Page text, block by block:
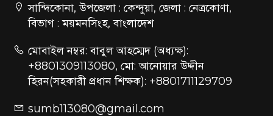
সান্দিকোনা, উপজেলা : কেন্দুয়া, জেলা : নেত্রকোণা,
বিভাগ : ময়মনসিংহ, বাংলাদেশ
মোবাইল নম্বর: বাবুল আহম্মেদ (অধ্যক্ষ):
+8801309113080, মো: আনোয়ার উদ্দীন
হিরন(সহকারী প্রধান শিক্ষক): +8801711129709
sumb113080@gmail.com